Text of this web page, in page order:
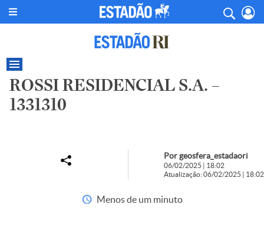
ROSSI RESIDENCIAL S.A. –
1331310
Por geosfera_estadaori
06/02/2025 | 18:02
Atualização: 06/02/2025 | 18:02
Menos de um minuto